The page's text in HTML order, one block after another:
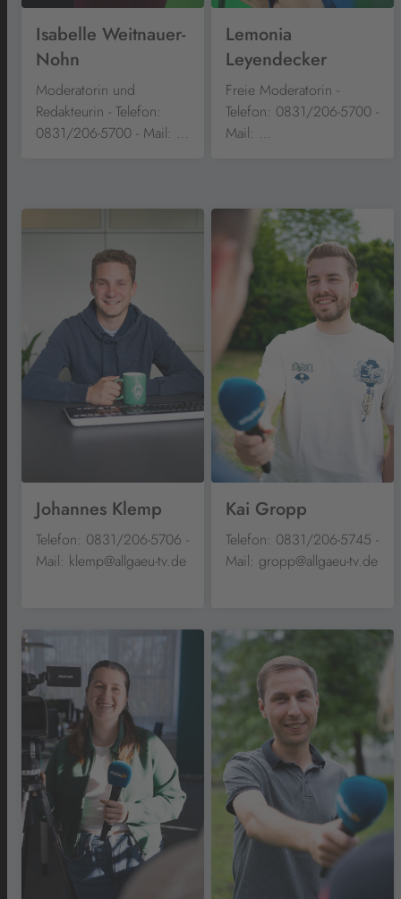
Isabelle Weitnauer-
Nohn
Moderatorin und
Redakteurin - Telefon:
0831/206-5700 - Mail: …
Lemonia
Leyendecker
Freie Moderatorin -
Telefon: 0831/206-5700 -
Mail: …
Johannes Klemp
Telefon: 0831/206-5706 -
Mail: klemp@allgaeu-tv.de
Kai Gropp
Telefon: 0831/206-5745 -
Mail: gropp@allgaeu-tv.de